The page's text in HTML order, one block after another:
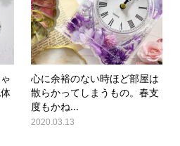
心に余裕のない時ほど部屋は
散らかってしまうもの。春支
度もかね...
2020.03.13